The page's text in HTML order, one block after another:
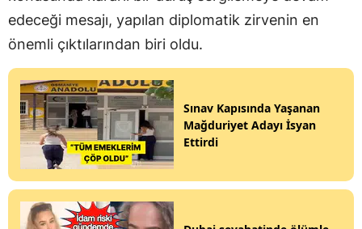
edeceği mesajı, yapılan diplomatik zirvenin en
önemli çıktılarından biri oldu.
Sınav Kapısında Yaşanan
Mağduriyet Adayı İsyan
Ettirdi